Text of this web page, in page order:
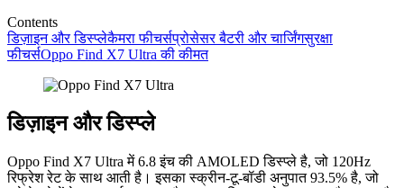
Contents
डिज़ाइन और डिस्प्लेकैमरा फीचर्सप्रोसेसरबैटरी और चार्जिंगसुरक्षा
फीचर्सOppo Find X7 Ultra की कीमत
डिज़ाइन और डिस्प्ले
Oppo Find X7 Ultra में 6.8 इंच की AMOLED डिस्प्ले है, जो 120Hz
रिफ्रेश रेट के साथ आती है। इसका स्क्रीन-टू-बॉडी अनुपात 93.5% है, जो